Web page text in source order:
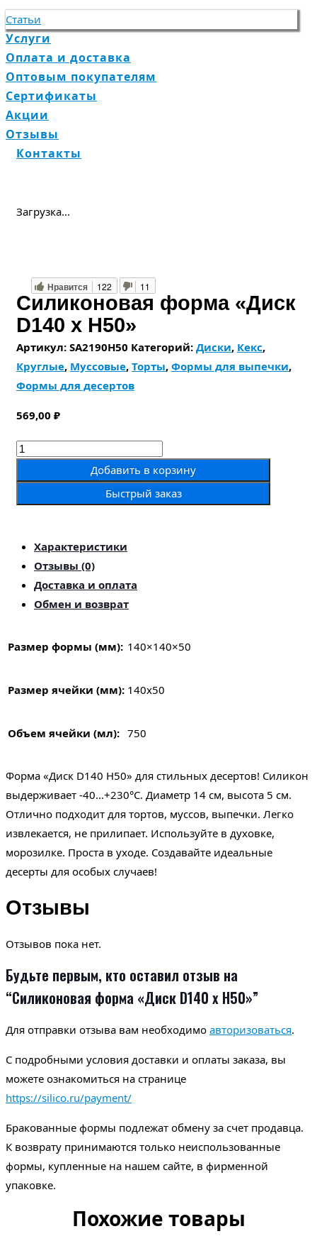
Статьи
Услуги
Оплата и доставка
Оптовым покупателям
Сертификаты
Акции
Отзывы
Контакты
Загрузка...
Нравится 122 11
Силиконовая форма «Диск
D140 х H50»
Артикул: SA2190H50 Категорий: Диски, Кекс,
Круглые, Муссовые, Торты, Формы для выпечки,
Формы для десертов
569,00 ₽
Количество
Силиконовая
форма
D140
H50»
Добавить в корзину
Быстрый заказ
Характеристики
Отзывы (0)
Доставка и оплата
Обмен и возврат
Размер формы (мм): 140×140×50
Размер ячейки (мм): 140х50
Объем ячейки (мл): 750
Форма «Диск D140 H50» для стильных десертов! Силикон
выдерживает -40…+230°C. Диаметр 14 см, высота 5 см.
Отлично подходит для тортов, муссов, выпечки. Легко
извлекается, не прилипает. Используйте в духовке,
морозилке. Проста в уходе. Создавайте идеальные
десерты для особых случаев!
Отзывы
Отзывов пока нет.
Будьте первым, кто оставил отзыв на
“Силиконовая форма «Диск D140 х H50»”
Для отправки отзыва вам необходимо авторизоваться.
С подробными условия доставки и оплаты заказа, вы
можете ознакомиться на странице
https://silico.ru/payment/
Бракованные формы подлежат обмену за счет продавца.
К возврату принимаются только неиспользованные
формы, купленные на нашем сайте, в фирменной
упаковке.
Похожие товары